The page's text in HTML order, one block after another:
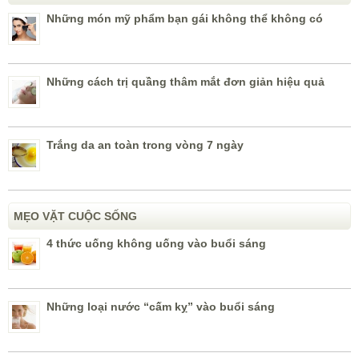
Những món mỹ phẩm bạn gái không thể không có
Những cách trị quầng thâm mắt đơn giản hiệu quả
Trắng da an toàn trong vòng 7 ngày
MẸO VẶT CUỘC SỐNG
4 thức uống không uống vào buổi sáng
Những loại nước “cấm kỵ” vào buổi sáng